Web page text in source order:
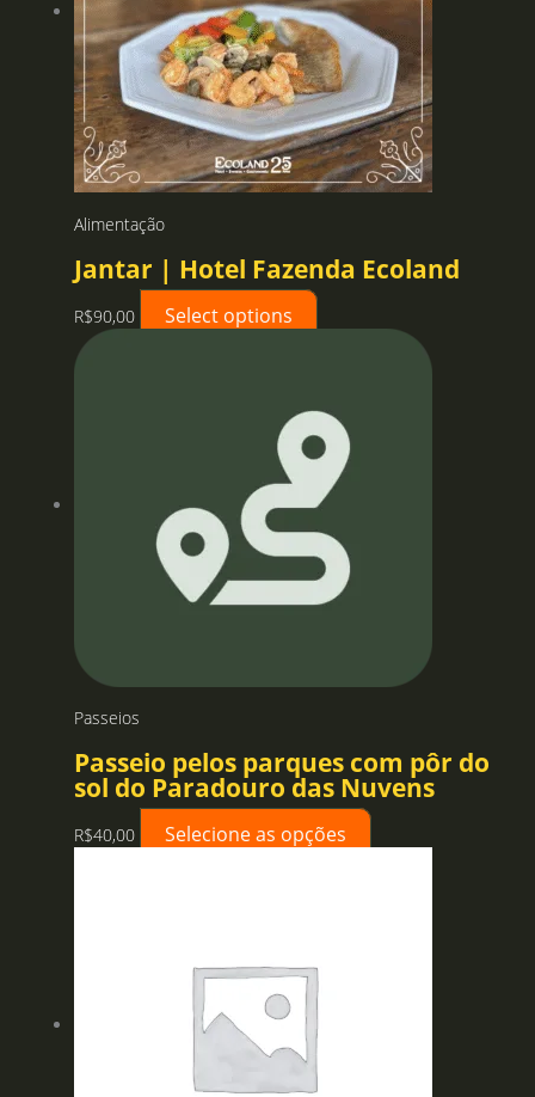
Alimentação
Jantar | Hotel Fazenda Ecoland
R$90,00 Select options
Passeios
Passeio pelos parques com pôr do
sol do Paradouro das Nuvens
R$40,00 Selecione as opções